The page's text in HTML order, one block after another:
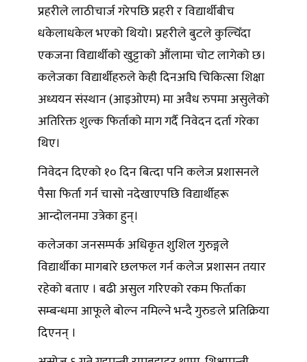
प्रहरीले लाठीचार्ज गरेपछि प्रहरी र विद्यार्थीबीच
धकेलाधकेल भएको थियो। प्रहरीले बुटले कुल्चिँदा
एकजना विद्यार्थीको खुट्टाको औंलामा चोट लागेको छ।
कलेजका विद्यार्थीहरुले केही दिनअघि चिकित्सा शिक्षा
अध्ययन संस्थान (आइओएम) मा अवैध रुपमा असुलेको
अतिरिक्त शुल्क फिर्ताको माग गर्दै निवेदन दर्ता गरेका
थिए।
निवेदन दिएको १० दिन बित्दा पनि कलेज प्रशासनले
पैसा फिर्ता गर्न चासो नदेखाएपछि विद्यार्थीहरू
आन्दोलनमा उत्रेका हुन्।
कलेजका जनसम्पर्क अधिकृत शुशिल गुरुङ्गले
विद्यार्थीका मागबारे छलफल गर्न कलेज प्रशासन तयार
रहेको बताए । बढी असुल गरिएको रकम फिर्ताका
सम्बन्धमा आफूले बोल्न नमिल्ने भन्दै गुरुङले प्रतिक्रिया
दिएनन् ।